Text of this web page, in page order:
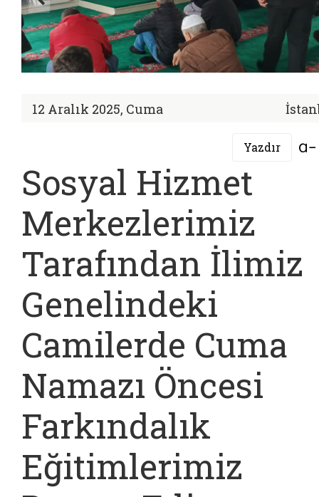
12 Aralık 2025, Cuma
Yazdır
Sosyal Hizmet
Merkezlerimiz
Tarafından İlimiz
Genelindeki
Camilerde Cuma
Namazı Öncesi
Farkındalık
Eğitimlerimiz